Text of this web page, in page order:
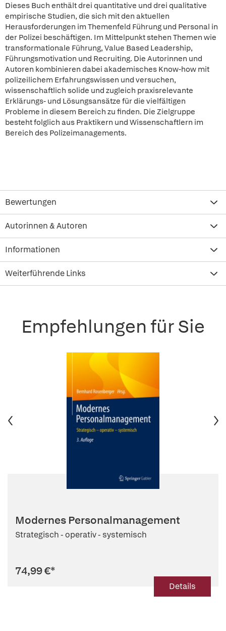
Dieses Buch enthält drei quantitative und drei qualitative
empirische Studien, die sich mit den aktuellen
Herausforderungen im Themenfeld Führung und Personal in
der Polizei beschäftigen. Im Mittelpunkt stehen Themen wie
transformationale Führung, Value Based Leadership,
Führungsmotivation und Recruiting. Die Autorinnen und
Autoren kombinieren dabei akademisches Know-how mit
polizeilichem Erfahrungswissen und versuchen,
wissenschaftlich solide und zugleich praxisrelevante
Erklärungs- und Lösungsansätze für die vielfältigen
Probleme in diesem Bereich zu finden. Die Zielgruppe
besteht folglich aus Praktikern und Wissenschaftlern im
Bereich des Polizeimanagements.
Bewertungen
Autorinnen & Autoren
Informationen
Weiterführende Links
Empfehlungen für Sie
Modernes Personalmanagement
Strategisch - operativ - systemisch
74,99 €*
Details